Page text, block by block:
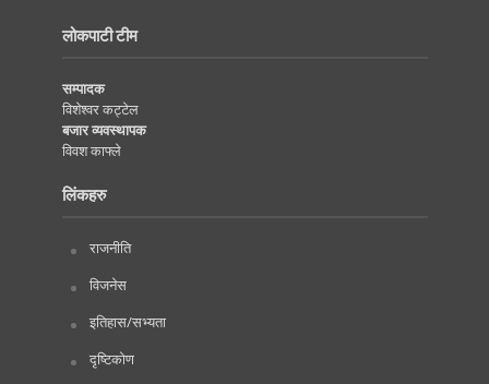
लोकपाटी टीम
सम्पादक
विशेश्वर कट्टेल
बजार व्यवस्थापक
विवश काफ्ले
लिंकहरु
राजनीति
विजनेस
इतिहास/सभ्यता
दृष्टिकोण